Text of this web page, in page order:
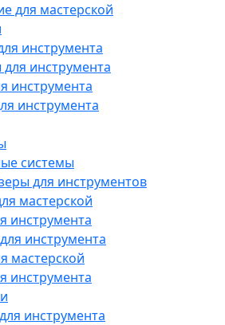
для мастерской
инструмента
инструмента
инструмента
инструмента
системы
для инструментов
мастерской
инструмента
инструмента
мастерской
инструмента
инструмента